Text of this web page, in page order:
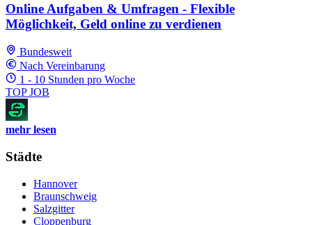
Online Aufgaben & Umfragen - Flexible
Möglichkeit, Geld online zu verdienen
Bundesweit
Nach Vereinbarung
1 - 10 Stunden pro Woche
TOP JOB
mehr lesen
Städte
Hannover
Braunschweig
Salzgitter
Cloppenburg